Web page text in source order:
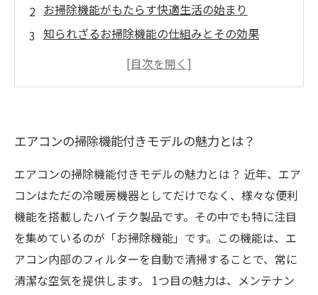
お掃除機能がもたらす快適生活の始まり
知られざるお掃除機能の仕組みとその効果
エアコン掃除の手間を省く！メリット多数
スタイルの変化
エアコンの掃除機能付きモデルの魅力とは？
エアコンの掃除機能付きモデルの魅力とは？ 近年、エア
コンはただの冷暖房機器としてだけでなく、様々な便利
機能を搭載したハイテク製品です。その中でも特に注目
を集めているのが「お掃除機能」です。この機能は、エ
アコン内部のフィルターを自動で清掃することで、常に
清潔な空気を提供します。 1つ目の魅力は、メンテナン